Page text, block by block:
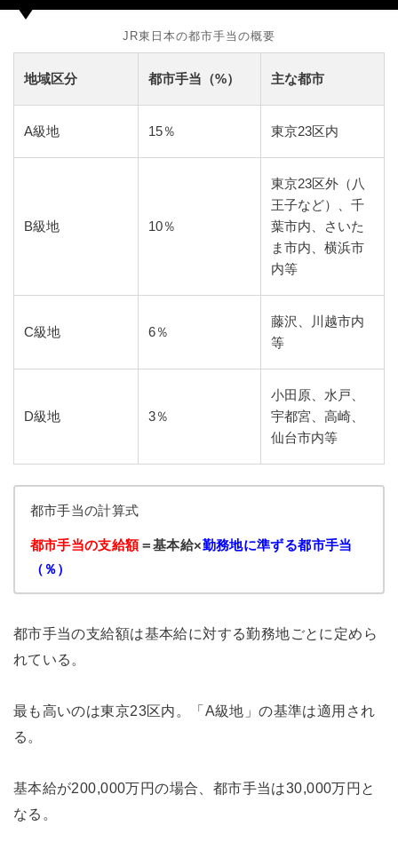
JR東日本の都市手当の概要
地域区分 都市手当（%） 主な都市
A級地 15％ 東京23区内
B級地 10％
東京23区外（八
王子など）、千
葉市内、さいた
ま市内、横浜市
内等
C級地 6％
藤沢、川越市内
等
D級地 3％
小田原、水戸、
宇都宮、高崎、
仙台市内等
都市手当の計算式
都市手当の支給額＝基本給×勤務地に準ずる都市手当
（％）
都市手当の支給額は基本給に対する勤務地ごとに定めら
れている。
最も高いのは東京23区内。「A級地」の基準は適用され
る。
基本給が200,000万円の場合、都市手当は30,000万円と
なる。